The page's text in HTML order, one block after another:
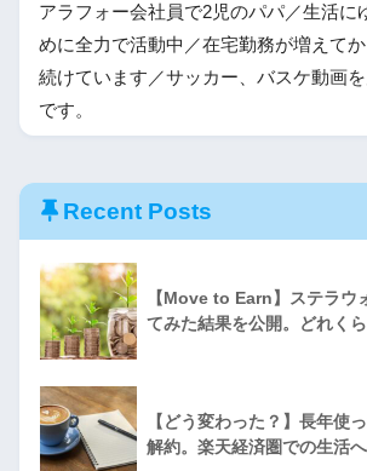
アラフォー会社員で2児のパパ／生活に
めに全力で活動中／在宅勤務が増えて
続けています／サッカー、バスケ動画
です。
Recent Posts
【Move to Earn】ステラウ
てみた結果を公開。どれく
【どう変わった？】長年使
解約。楽天経済圏での生活